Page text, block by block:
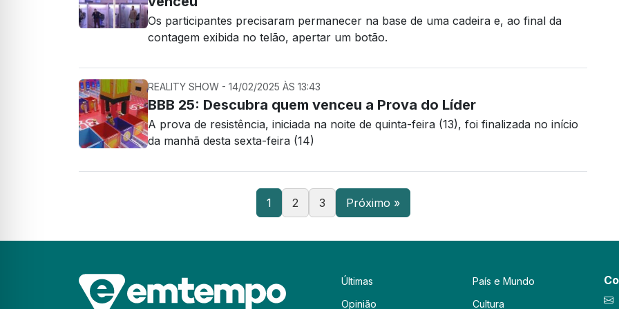
Os participantes precisaram permanecer na base de uma cadeira e, ao final da
contagem exibida no telão, apertar um botão.
REALITY SHOW - 14/02/2025 ÀS 13:43
BBB 25: Descubra quem venceu a Prova do Líder
A prova de resistência, iniciada na noite de quinta-feira (13), foi finalizada no início
da manhã desta sexta-feira (14)
1 2 3 Próximo »
Últimas
Opinião
País e Mundo
Cultura